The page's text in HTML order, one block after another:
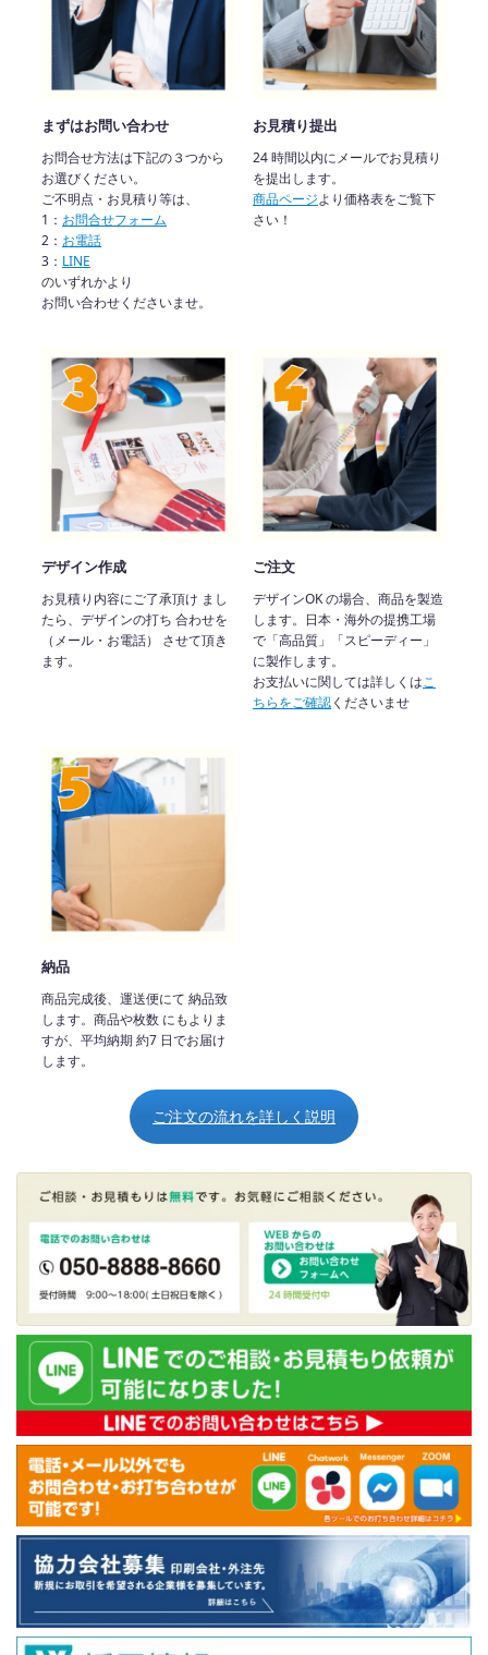
まずはお問い合わせ
お問合せ方法は下記の３つから
お選びください。
ご不明点・お見積り等は、
1： お問合せフォーム
2： お電話
3： LINE
のいずれかより
お問い合わせくださいませ。
お見積り提出
24 時間以内にメールでお見積り
を提出します。
商品ページより価格表をご覧下
さい！
デザイン作成
お見積り内容にご了承頂け まし
たら、デザインの打ち 合わせを
（メール・お電話） させて頂き
ます。
ご注文
デザインOK の場合、商品を製造
します。日本・海外の提携工場
で「高品質」「スピーディー」
に製作します。
お支払いに関しては詳しくはこ
ちらをご確認くださいませ
納品
商品完成後、運送便にて 納品致
します。商品や枚数 にもよりま
すが、平均納期 約7 日でお届け
します。
ご注文の流れを詳しく説明